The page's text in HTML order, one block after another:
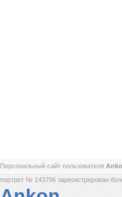
Персональный сайт пользователя
портрет № 143796 зарегистрирован